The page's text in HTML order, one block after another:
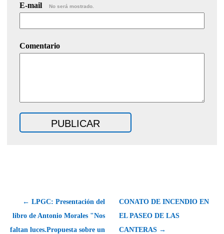
E-mail No será mostrado.
Comentario
← LPGC: Presentación del
libro de Antonio Morales "Nos
faltan luces.Propuesta sobre un
CONATO DE INCENDIO EN
EL PASEO DE LAS
CANTERAS →